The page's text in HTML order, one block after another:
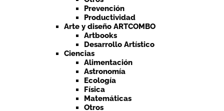
Prevención
Productividad
Arte y diseño ARTCOMBO
Artbooks
Desarrollo Artístico
Ciencias
Alimentación
Astronomía
Ecología
Física
Matemáticas
Otros